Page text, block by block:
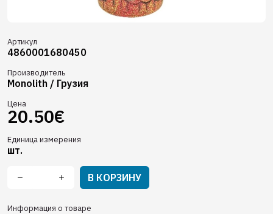
Артикул
4860001680450
Производитель
Monolith / Грузия
Цена
20.50€
Единица измерения
шт.
В КОРЗИНУ
Информация о товаре